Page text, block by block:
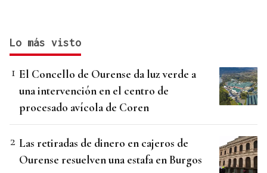
Lo más visto
El Concello de Ourense da luz verde a
una intervención en el centro de
procesado avícola de Coren
Las retiradas de dinero en cajeros de
Ourense resuelven una estafa en Burgos